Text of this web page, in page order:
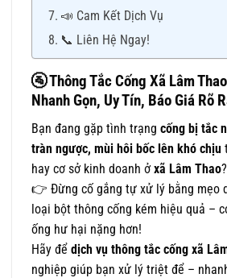
📣 Cam Kết Dịch Vụ
📞 Liên Hệ Ngay!
🚰Thông Tắc Cống Xã Lâm
Nhanh Gọn, Uy Tín, Báo Giá Rõ
Bạn đang gặp tình trạng cống bị tắc
tràn ngược, mùi hôi bốc lên khó chịu
hay cơ sở kinh doanh ởxã Lâm Thao?
👉 Đừng cố gắng tự xử lý bằng mẹo
loại bột thông cống kém hiệu quả –
ống hư hại nặng hơn!
Hãy để dịch vụ thông tắc cống xã
nghiệp giúp bạn xử lý triệt để –